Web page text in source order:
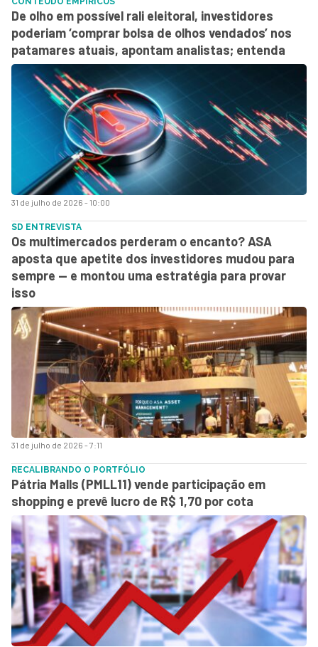
31 de julho de 2026 - 10:00
De olho em possível rali eleitoral, investidores
poderiam ‘comprar bolsa de olhos vendados’ nos
patamares atuais, apontam analistas; entenda
31 de julho de 2026 - 7:11
SD ENTREVISTA
Os multimercados perderam o encanto? ASA
aposta que apetite dos investidores mudou para
sempre — e montou uma estratégia para provar
isso
RECALIBRANDO O PORTFÓLIO
Pátria Malls (PMLL11) vende participação em
shopping e prevê lucro de R$ 1,70 por cota